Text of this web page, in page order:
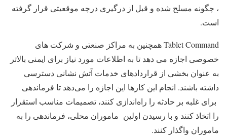
، چگونه مسلح شده و قبل از درگیری درچه موقعیتی قرار گرفته
است.
Tablet Command همچنین به مراکز صنعتی و شرکت های
خصوصی اجازه می دهد تا به اطلاعات مورد نیاز برای ایمنی بالاتر
به عنوان بخشی از قراردادهای خدمات آتش نشانی دسترسی
داشته باشند. انجام این کارها این اجازه را می‌دهد تا فرماندهی
برای غلبه بر حادثه را راه‌اندازی کنند، تصمیمات مناسب استقرار
را اتخاذ کنند و با رسیدن اولین ماموران محلی، فرماندهی را به
ماموران واگذار کنند.